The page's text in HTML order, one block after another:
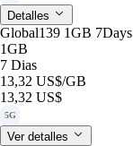
Detalles
Global139 1GB 7Days
1GB
7 Dias
13,32 US$/GB
13,32 US$
5G
Ver detalles